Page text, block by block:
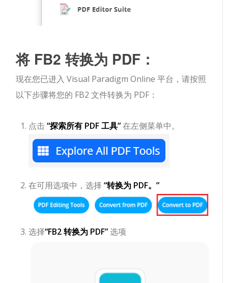
将 FB2 转换为 PDF：
现在您已进入 Visual Paradigm Online 平台，请按照
以下步骤将您的 FB2 文件转换为 PDF：
点击“探索所有 PDF 工具”在左侧菜单中。
在可用选项中，选择 “转换为 PDF。”
选择“FB2 转换为 PDF”选项